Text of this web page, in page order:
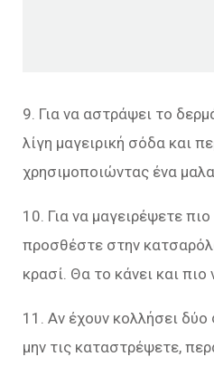
9. Για να αστράψει το
λίγη μαγειρική σόδα και
χρησιμοποιώντας ένα
10. Για να μαγειρέψετε
προσθέστε στην
κρασί. Θα το κάνει και πιο
11. Αν έχουν κολλήσει
μην τις καταστρέψετε,